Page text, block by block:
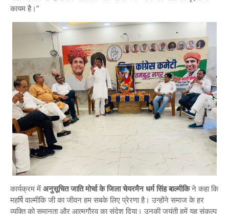
कायम है।”
कार्यक्रम में अनुसूचित जाति मोर्चा के जिला चेयरमैन धर्म सिंह बाल्मीकिने कहा कि
महर्षि वाल्मीकि जी का जीवन हम सबके लिए प्रेरणा है। उन्होंने समाज के हर
व्यक्ति को समानता और आत्मगौरव का संदेश दिया। उनकी जयंती हमें यह संकल्प